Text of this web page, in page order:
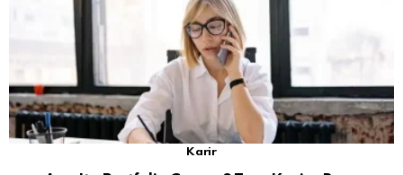
Karir